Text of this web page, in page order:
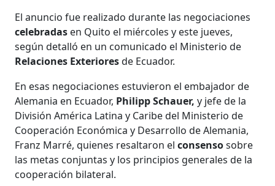
El anuncio fue realizado durante las negociaciones
celebradas en Quito el miércoles y este jueves,
según detalló en un comunicado el Ministerio de
Relaciones Exterioresde Ecuador.
En esas negociaciones estuvieron el embajador de
Alemania en Ecuador, Philipp Schauer, y jefe de la
División América Latina y Caribe del Ministerio de
Cooperación Económica y Desarrollo de Alemania,
Franz Marré, quienes resaltaron elconsensosobre
las metas conjuntas y los principios generales de la
cooperación bilateral.